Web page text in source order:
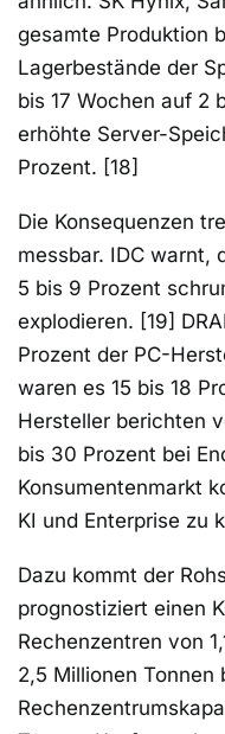
gesamte Produktion
Lagerbestände der
bis 17 Wochen auf 2
erhöhte Server-
Prozent. [18]
Die Konsequenzen
messbar. IDC warnt,
5 bis 9 Prozent
explodieren. [19]
Prozent der PC-
waren es 15 bis 18
Hersteller berichten
bis 30 Prozent bei
Konsumentenmarkt
KI und Enterprise zu
Dazu kommt der
prognostiziert einen
Rechenzentren von
2,5 Millionen